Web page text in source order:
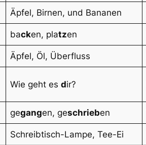
Äpfel, Birnen, und Bananen
backen, platzen
Äpfel, Öl, Überfluss
Wie geht esdir?
gegangen, geschrieben
Schreibtisch-Lampe, Tee-Ei